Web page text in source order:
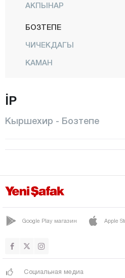
АКПЫНАР
БОЗТЕПЕ
ЧИЧЕКДАГЫ
КАМАН
Озбаг
Конья
Малатья
Мардин
Мерсин
İP
Кыршехир - Бозтепе
Google Play магазин Apple
Социальная медиа